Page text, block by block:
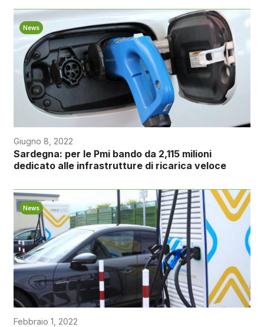
News
Giugno 8, 2022
Sardegna: per le Pmi bando da 2,115 milioni
dedicato alle infrastrutture di ricarica veloce
News
Febbraio 1, 2022